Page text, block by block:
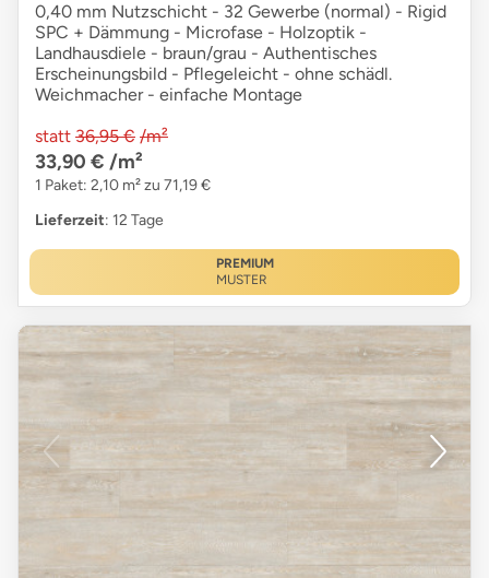
0,40 mm Nutzschicht - 32 Gewerbe (normal) - Rigid
SPC + Dämmung - Microfase - Holzoptik -
Landhausdiele - braun/grau - Authentisches
Erscheinungsbild - Pflegeleicht - ohne schädl.
Weichmacher - einfache Montage
statt 36,95 € /m²
33,90 € /m²
1 Paket: 2,10 m² zu 71,19 €
Lieferzeit: 12 Tage
PREMIUM
MUSTER